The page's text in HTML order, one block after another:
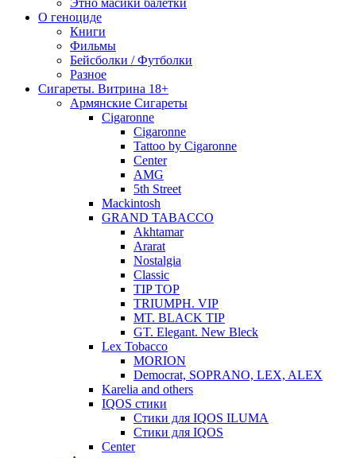
Этно масики балетки
О геноциде
Книги
Фильмы
Бейсболки / Футболки
Разное
Сигареты. Витрина 18+
Армянские Сигареты
Cigaronne
Cigaronne
Tattoo by Cigaronne
Center
AMG
5th Street
Mackintosh
GRAND TABACCO
Akhtamar
Ararat
Nostalgia
Classic
TIP TOP
TRIUMPH. VIP
MT. BLACK TIP
GT. Elegant. New Bleck
Lex Tobacco
MORION
Democrat, SOPRANO, LEX, ALEX
Karelia and others
IQOS стики
Стики для IQOS ILUMA
Стики для IQOS
Сenter